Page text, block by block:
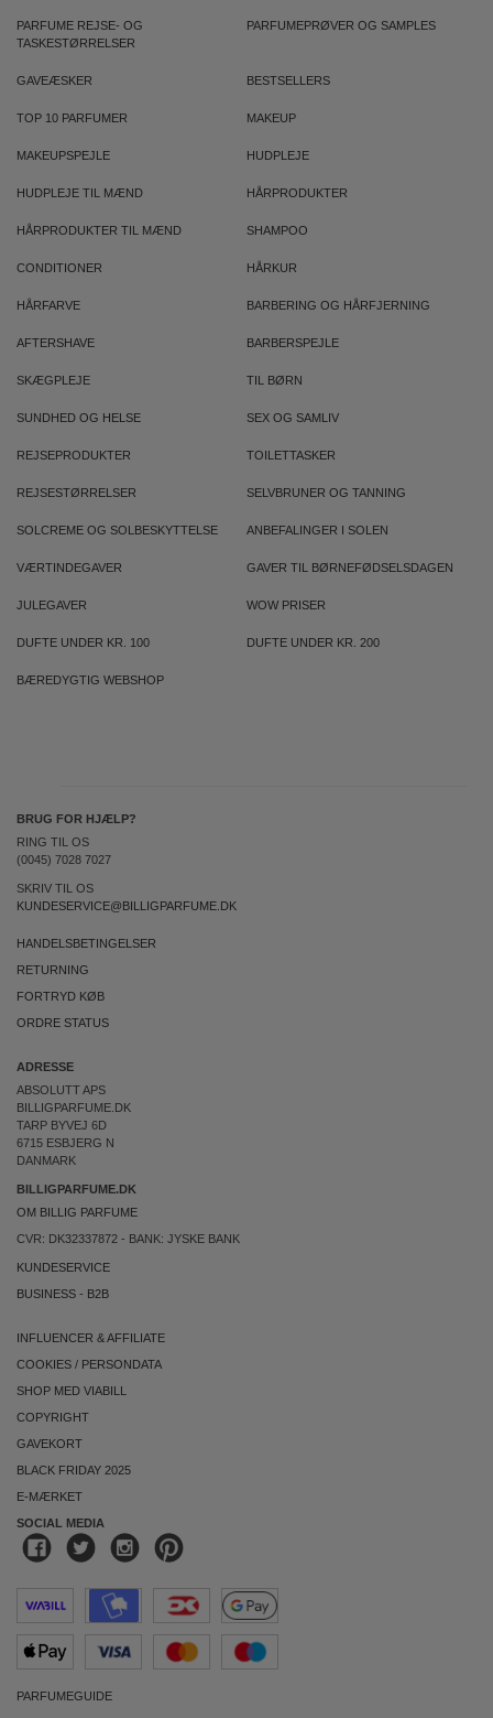
PARFUME REJSE- OG
TASKESTØRRELSER
PARFUMEPRØVER OG SAMPLES
GAVEÆSKER BESTSELLERS
TOP 10 PARFUMER MAKEUP
MAKEUPSPEJLE HUDPLEJE
HUDPLEJE TIL MÆND HÅRPRODUKTER
HÅRPRODUKTER TIL MÆND SHAMPOO
CONDITIONER HÅRKUR
HÅRFARVE BARBERING OG HÅRFJERNING
AFTERSHAVE BARBERSPEJLE
SKÆGPLEJE TIL BØRN
SUNDHED OG HELSE SEX OG SAMLIV
REJSEPRODUKTER TOILETTASKER
REJSESTØRRELSER SELVBRUNER OG TANNING
SOLCREME OG SOLBESKYTTELSE ANBEFALINGER I SOLEN
VÆRTINDEGAVER GAVER TIL BØRNEFØDSELSDAGEN
JULEGAVER WOW PRISER
DUFTE UNDER KR. 100 DUFTE UNDER KR. 200
BÆREDYGTIG WEBSHOP
BRUG FOR HJÆLP?
RING TIL OS
(0045) 7028 7027
SKRIV TIL OS
KUNDESERVICE@BILLIGPARFUME.DK
HANDELSBETINGELSER
RETURNING
FORTRYD KØB
ORDRE STATUS
ADRESSE
ABSOLUTT APS
BILLIGPARFUME.DK
TARP BYVEJ 6D
6715 ESBJERG N
DANMARK
BILLIGPARFUME.DK
OM BILLIG PARFUME
CVR: DK32337872 - BANK: JYSKE BANK
KUNDESERVICE
BUSINESS - B2B
INFLUENCER & AFFILIATE
COOKIES / PERSONDATA
SHOP MED VIABILL
COPYRIGHT
GAVEKORT
BLACK FRIDAY 2025
E-MÆRKET
SOCIAL MEDIA
PARFUMEGUIDE